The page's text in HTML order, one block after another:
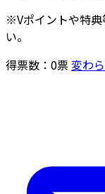
※Vポイントや特
い。
得票数： 0票変わ